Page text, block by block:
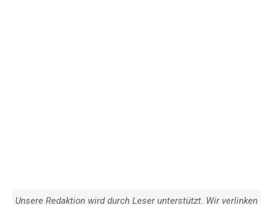
Unsere Redaktion wird durch Leser unterstützt. Wir verlinken